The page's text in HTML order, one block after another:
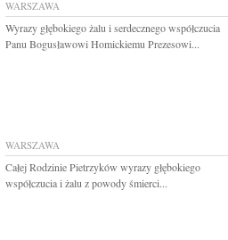
WARSZAWA
Wyrazy głębokiego żalu i serdecznego współczucia
Panu Bogusławowi Homickiemu Prezesowi...
WARSZAWA
Całej Rodzinie Pietrzyków wyrazy głębokiego
współczucia i żalu z powody śmierci...